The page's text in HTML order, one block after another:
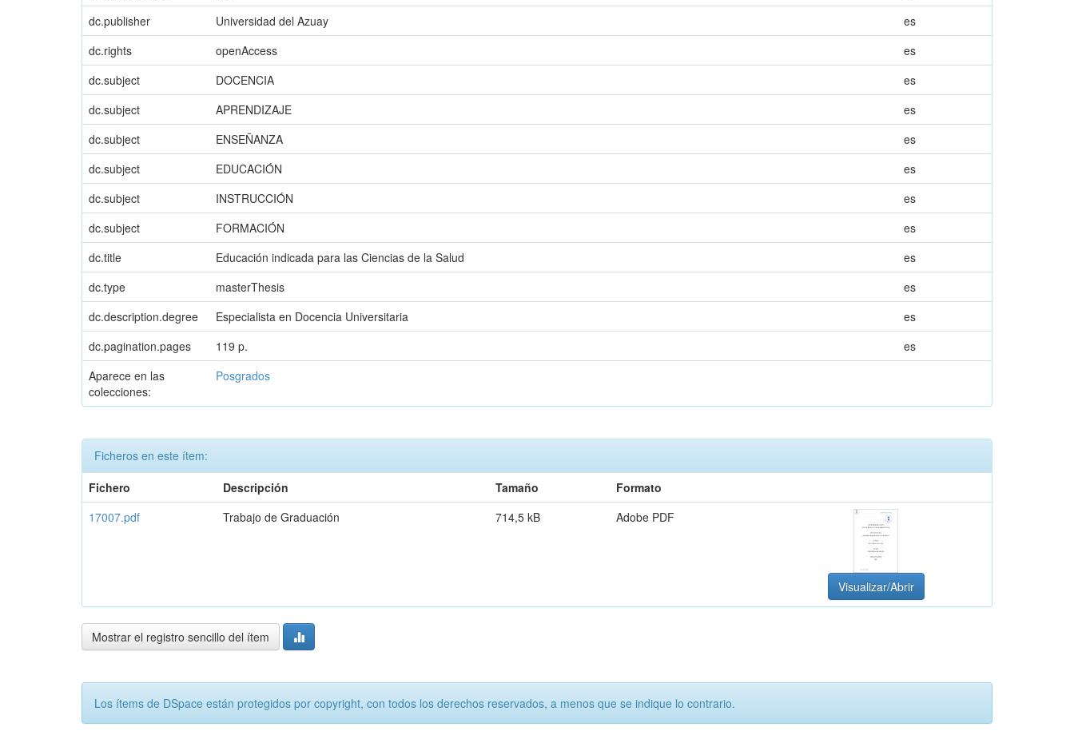
dc.publisher
Universidad del Azuay
es
dc.rights
openAccess
es
dc.subject
DOCENCIA
es
dc.subject
APRENDIZAJE
es
dc.subject
ENSEÑANZA
es
dc.subject
EDUCACIÓN
es
dc.subject
INSTRUCCIÓN
es
dc.subject
FORMACIÓN
es
dc.title
Educación indicada para las Ciencias de la Salud
es
dc.type
masterThesis
es
dc.description.degree
Especialista en Docencia Universitaria
es
dc.pagination.pages
119 p.
es
Aparece en las
colecciones:
Posgrados
Ficheros en este ítem:
Fichero
Descripción Tamaño
Formato
17007.pdf
Trabajo de Graduación 714,5 kB Adobe PDF
Visualizar/Abrir
Mostrar el registro sencillo del ítem
Los ítems de DSpace están protegidos por copyright, con todos los derechos reservados, a menos que se indique lo contrario.